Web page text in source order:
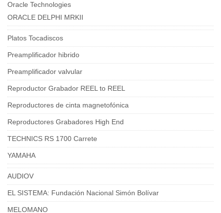
Oracle Technologies
ORACLE DELPHI MRKII
Platos Tocadiscos
Preamplificador hibrido
Preamplificador valvular
Reproductor Grabador REEL to REEL
Reproductores de cinta magnetofónica
Reproductores Grabadores High End
TECHNICS RS 1700 Carrete
YAMAHA
AUDIOV
EL SISTEMA: Fundación Nacional Simón Bolívar
MELOMANO